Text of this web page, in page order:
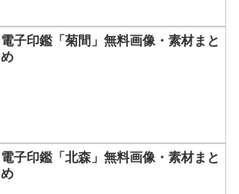
電子印鑑「菊間」無料画像・素材まと
め
電子印鑑「北森」無料画像・素材まと
め